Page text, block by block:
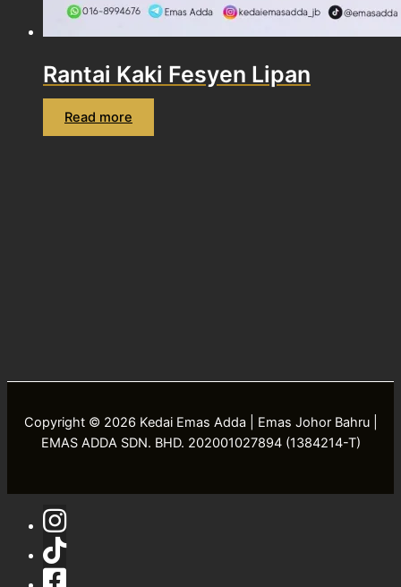
Rantai Kaki Fesyen Lipan
Read more
Copyright © 2026 Kedai Emas Adda | Emas Johor Bahru |
EMAS ADDA SDN. BHD. 202001027894 (1384214-T)